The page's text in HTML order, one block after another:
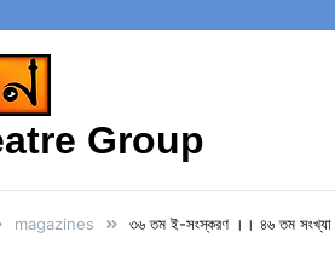
Group
magazines ৩৬ তম ই-সংস্করণ ।। ৪৬ তম সংখ্যা